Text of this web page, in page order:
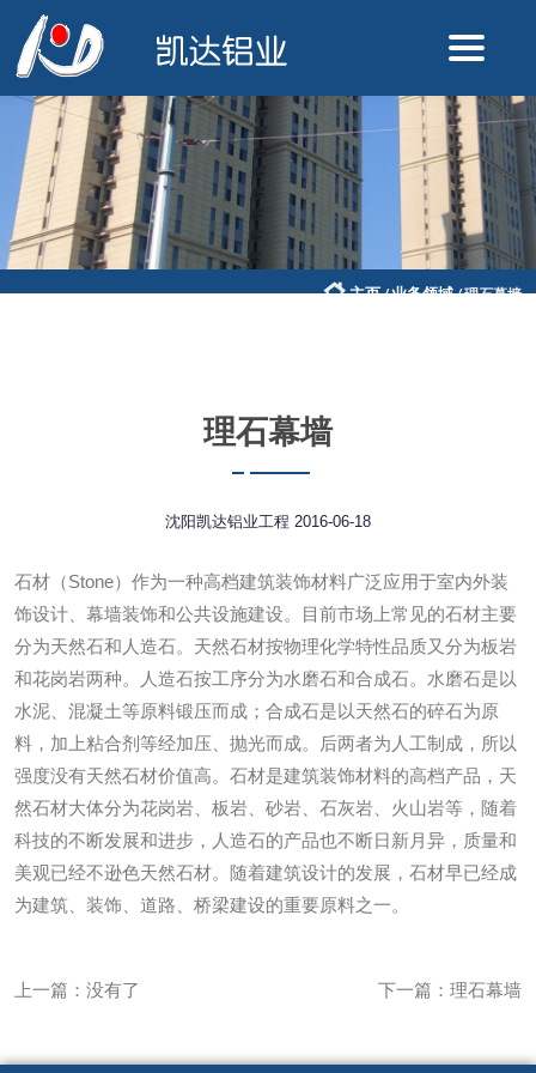
主页 / 业务领域 / 理石幕墙
理石幕墙
沈阳凯达铝业工程 2016-06-18
石材（Stone）作为一种高档建筑装饰材料广泛应用于室内外装
饰设计、幕墙装饰和公共设施建设。目前市场上常见的石材主要
分为天然石和人造石。天然石材按物理化学特性品质又分为板岩
和花岗岩两种。人造石按工序分为水磨石和合成石。水磨石是以
水泥、混凝土等原料锻压而成；合成石是以天然石的碎石为原
料，加上粘合剂等经加压、抛光而成。后两者为人工制成，所以
强度没有天然石材价值高。石材是建筑装饰材料的高档产品，天
然石材大体分为花岗岩、板岩、砂岩、石灰岩、火山岩等，随着
科技的不断发展和进步，人造石的产品也不断日新月异，质量和
美观已经不逊色天然石材。随着建筑设计的发展，石材早已经成
为建筑、装饰、道路、桥梁建设的重要原料之一。
上一篇：没有了 下一篇： 理石幕墙